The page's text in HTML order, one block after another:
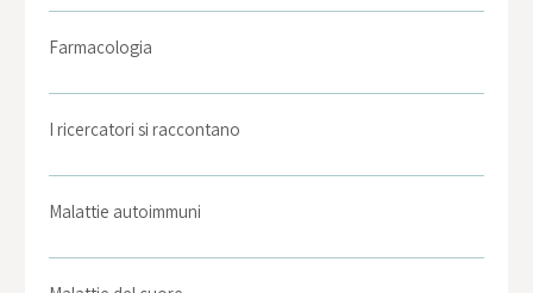
Farmacologia
I ricercatori si raccontano
Malattie autoimmuni